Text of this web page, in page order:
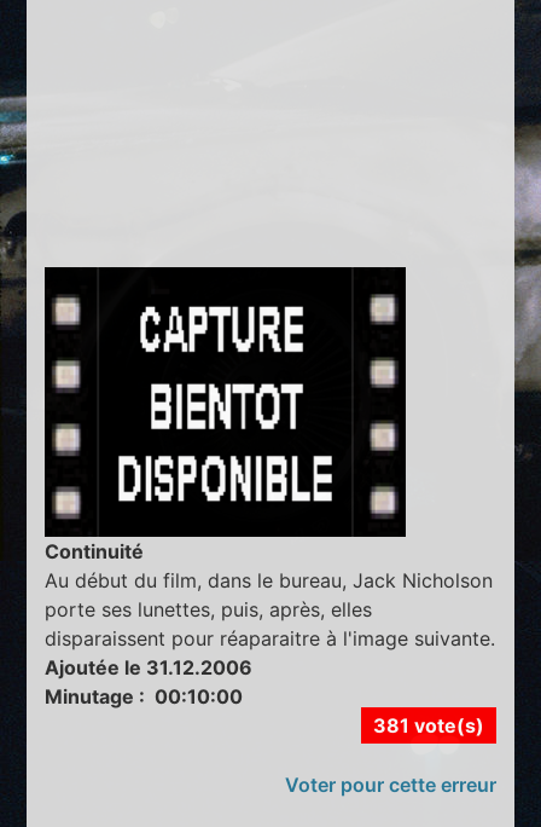
Continuité
Au début du film, dans le bureau, Jack Nicholson
porte ses lunettes, puis, après, elles
disparaissent pour réaparaitre à l'image suivante.
Ajoutée le 31.12.2006
Minutage : 00:10:00
381 vote(s)
Voter pour cette erreur